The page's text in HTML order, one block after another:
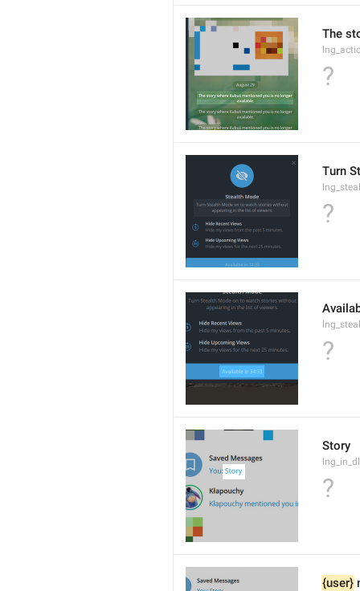
The
?
Turn
?
?
Story
?
{user}